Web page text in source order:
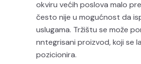
okviru većih poslova malo
često nije u mogućnost da
uslugama. Tržištu se može
nntegrisani proizvod, koji se
pozicionira.